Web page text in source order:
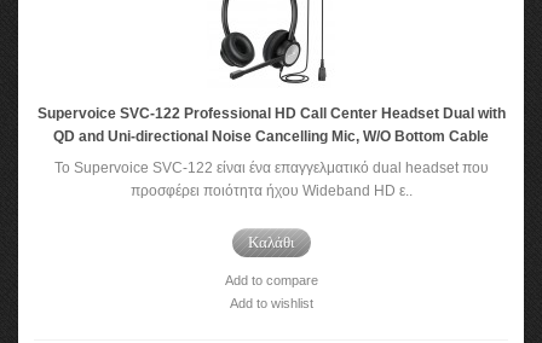
Supervoice SVC-122 Professional HD Call Center Headset Dual with
QD and Uni-directional Noise Cancelling Mic, W/O Bottom Cable
Το Supervoice SVC-122 είναι ένα επαγγελματικό dual headset που
προσφέρει ποιότητα ήχου Wideband HD ε..
Καλάθι
Add to compare
Add to wishlist